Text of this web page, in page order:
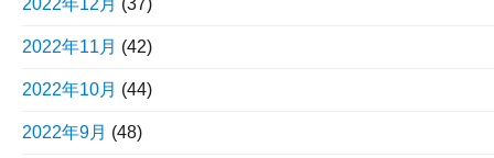
2022年11月 (42)
2022年10月 (44)
2022年9月 (48)